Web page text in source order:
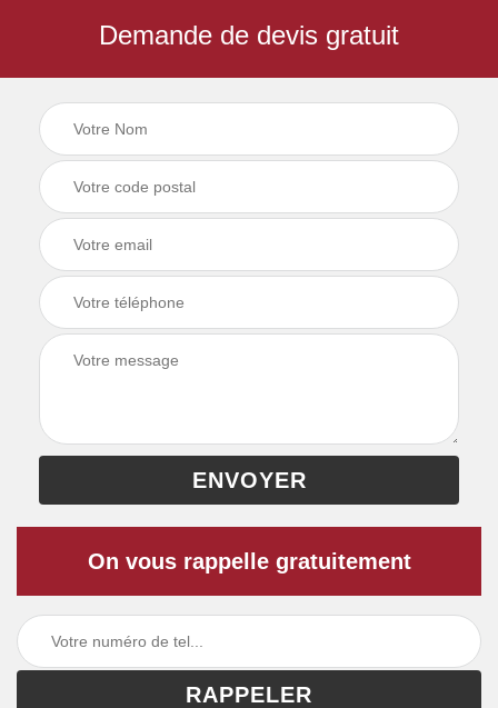
Demande de devis gratuit
On vous rappelle gratuitement